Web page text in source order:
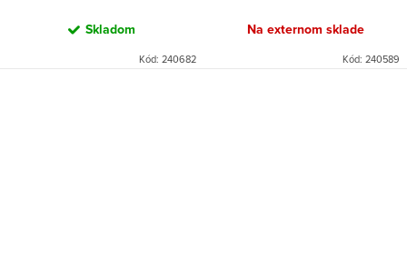
Skladom
Kód: 240682
Na externom sklade
Kód: 240589